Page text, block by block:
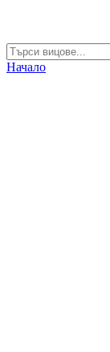
Начало